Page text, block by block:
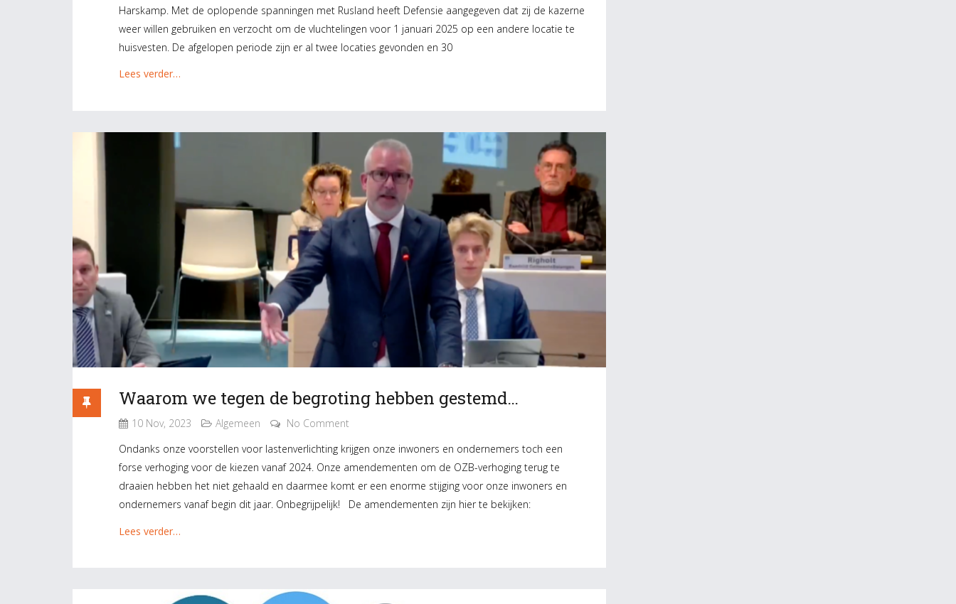
Harskamp. Met de oplopende spanningen met Rusland heeft Defensie aangegeven dat zij de kazerne
weer willen gebruiken en verzocht om de vluchtelingen voor 1 januari 2025 op een andere locatie te
huisvesten. De afgelopen periode zijn er al twee locaties gevonden en 30
Lees verder…
Waarom we tegen de begroting hebben gestemd…
10 Nov, 2023 Algemeen
No Comment
Ondanks onze voorstellen voor lastenverlichting krijgen onze inwoners en ondernemers toch een
forse verhoging voor de kiezen vanaf 2024. Onze amendementen om de OZB-verhoging terug te
draaien hebben het niet gehaald en daarmee komt er een enorme stijging voor onze inwoners en
ondernemers vanaf begin dit jaar. Onbegrijpelijk! De amendementen zijn hier te bekijken:
Lees verder…